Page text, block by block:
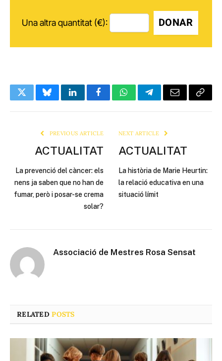
Una altra quantitat (€): DONAR
TwitterBlueskyLinkedInFacebookWhatsAppTelegramEmail Copy
PREVIOUS ARTICLE
ACTUALITAT
La prevenció del càncer: els
nens ja saben que no han de
fumar, però i posar-se crema
solar?
NEXT ARTICLE
ACTUALITAT
La història de Marie Heurtin:
la relació educativa en una
situació límit
Associació de Mestres Rosa Sensat
RELATEDPOSTS